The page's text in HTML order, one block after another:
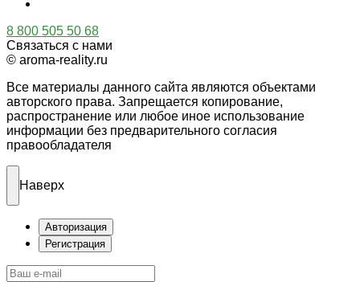
8 800 505 50 68
Связаться с нами
© aroma-reality.ru
Все материалы данного сайта являются объектами
авторского права. Запрещается копирование,
распространение или любое иное использование
информации без предварительного согласия
правообладателя
Наверх
Авторизация
Регистрация